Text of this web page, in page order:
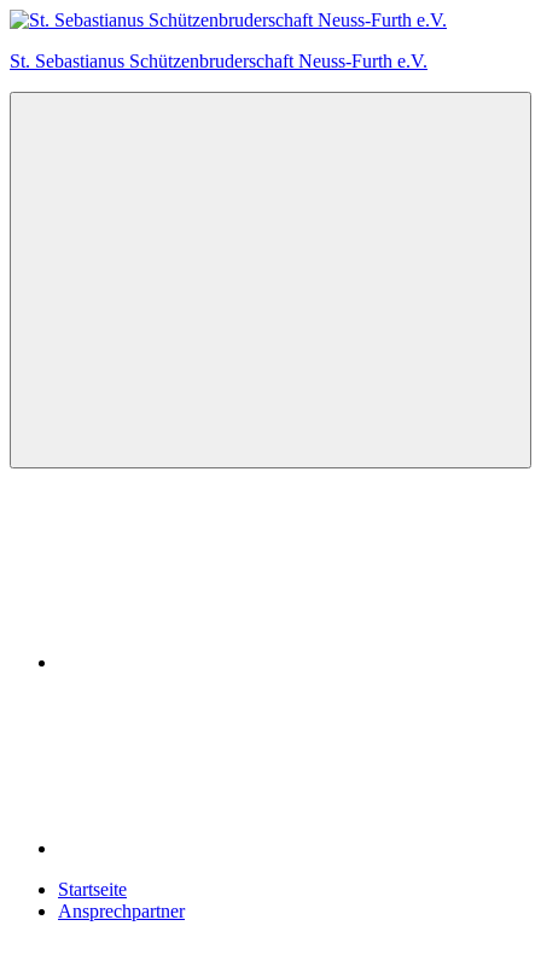
Zum
springen
St. Sebastianus Schützenbruderschaft Neuss-Furth e.V.
Startseite
Ansprechpartner